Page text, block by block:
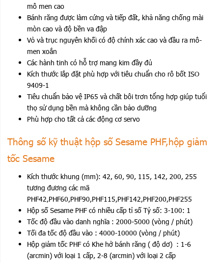
mô men cao
Bánh răng được làm cứng và tiếp đất, khả năng chống mài
mòn cao và độ bền va đập
Vỏ và trục nguyên khối có độ chính xác cao và đầu ra mô-
men xoắn
Các hành tinh có hỗ trợ mang kim đầy đủ
Kích thước lắp đặt phù hợp với tiêu chuẩn cho rô bốt ISO
9409-1
Tiêu chuẩn bảo vệ IP65 và chất bôi trơn tổng hợp giúp tuổi
thọ sử dụng bền mà không cần bảo dưỡng
Phù hợp cho tất cả các động cơ servo
Thông số kỹ thuật hộp số Sesame PHF,hộp giảm
tốc Sesame
Kích thước khung (mm): 42, 60, 90, 115, 142, 200, 255
tương đương các mã
PHF42,PHF60,PHF90,PHF115,PHF142,PHF200,PHF255
Hộp số Sesame PHF có nhiều cấp tỉ số Tỷ số: 3-100: 1
Tốc độ đầu vào danh nghĩa : 2000-5000 (vòng / phút)
Tối đa tốc độ đầu vào : 4000-10000 (vòng / phút)
Hộp giảm tốc PHF có Khe hở bánh răng ( độ dơ) : 1-6
(arcmin) với loại 1 cấp, 2-8 (arcmin) với loại 2 cấp